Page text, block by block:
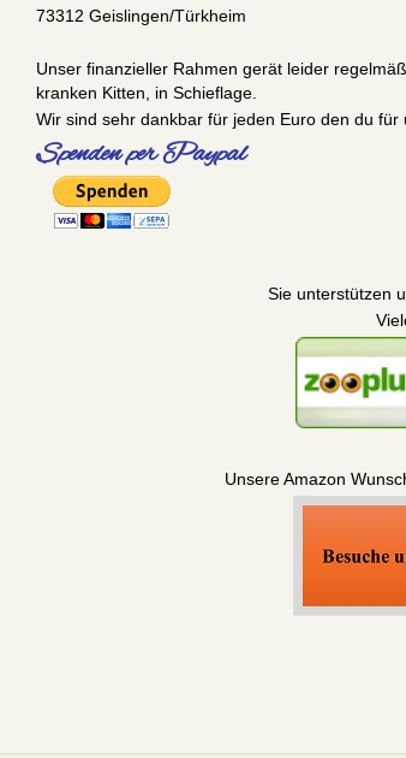
73312 Geislingen/Türkheim
Unser finanzieller Rahmen gerät leider
kranken Kitten, in Schieflage.
Wir sind sehr dankbar für jeden Euro den du für
Spenden per Paypal
Sie unterstützen
Unsere Amazon